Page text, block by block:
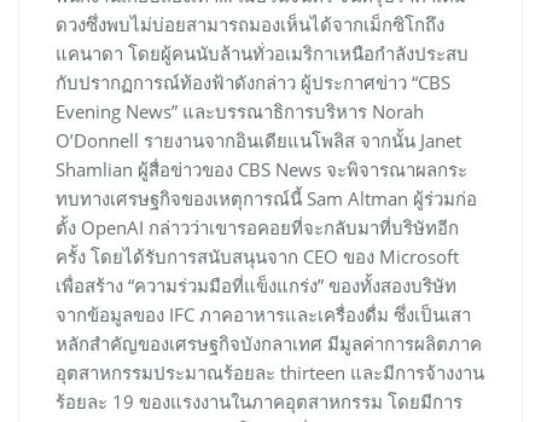
ดวงซึ่งพบไม่บ่อยสามารถมองเห็นได้จากเม็กซิโกถึง
แคนาดา โดยผู้คนนับล้านทั่วอเมริกาเหนือกำลังประสบ
กับปรากฏการณ์ท้องฟ้าดังกล่าว ผู้ประกาศข่าว “CBS
Evening News” และบรรณาธิการบริหาร Norah
O’Donnell รายงานจากอินเดียแนโพลิส จากนั้น Janet
Shamlian ผู้สื่อข่าวของ CBS News จะพิจารณาผลกระ
ทบทางเศรษฐกิจของเหตุการณ์นี้ Sam Altman ผู้ร่วมก่อ
ตั้ง OpenAI กล่าวว่าเขารอคอยที่จะกลับมาที่บริษัทอีก
ครั้ง โดยได้รับการสนับสนุนจาก CEO ของ Microsoft
เพื่อสร้าง “ความร่วมมือที่แข็งแกร่ง” ของทั้งสองบริษัท
จากข้อมูลของ IFC ภาคอาหารและเครื่องดื่ม ซึ่งเป็นเสา
หลักสำคัญของเศรษฐกิจบังกลาเทศ มีมูลค่าการผลิตภาค
อุตสาหกรรมประมาณร้อยละ thirteen และมีการจ้างงาน
ร้อยละ 19 ของแรงงานในภาคอุตสาหกรรม โดยมีการ